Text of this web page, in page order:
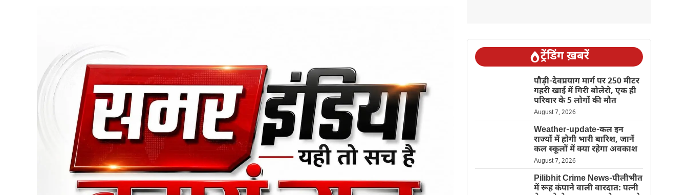
ट्रेंडिंग ख़बरें
पौड़ी-देवप्रयाग मार्ग पर 250 मीटर
गहरी खाई में गिरी बोलेरो, एक ही
परिवार के 5 लोगों की मौत
August 7, 2026
Weather-update-कल इन
राज्यों में होगी भारी बारिश, जानें
कल स्कूलों में क्या रहेगा अवकाश
August 7, 2026
Pilibhit Crime News-पीलीभीत
में रूह कंपाने वाली वारदात: पत्नी